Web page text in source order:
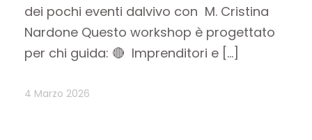
dei pochi eventi dalvivo con M. Cristina
Nardone Questo workshop è progettato
per chi guida: 🔴 Imprenditori e […]
4 Marzo 2026